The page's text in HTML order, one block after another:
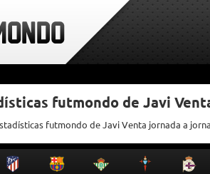
futmondo de Javi
futmondo de Javi Venta jornada a